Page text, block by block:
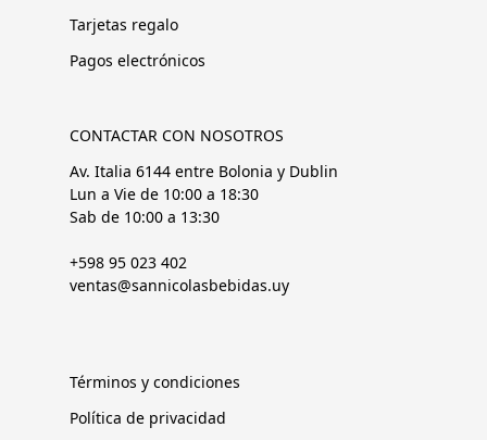
Tarjetas regalo
Pagos electrónicos
CONTACTAR CON NOSOTROS
Av. Italia 6144 entre Bolonia y Dublin
Lun a Vie de 10:00 a 18:30
Sab de 10:00 a 13:30
+598 95 023 402
ventas@sannicolasbebidas.uy
Términos y condiciones
Política de privacidad